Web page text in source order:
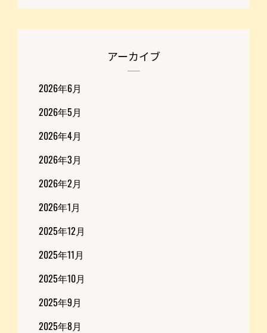
アーカイブ
2026年6月
2026年5月
2026年4月
2026年3月
2026年2月
2026年1月
2025年12月
2025年11月
2025年10月
2025年9月
2025年8月